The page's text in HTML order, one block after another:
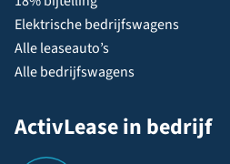
Elektrische bedrijfswagens
Alle leaseauto’s
Alle bedrijfswagens
ActivLease in bedrijf